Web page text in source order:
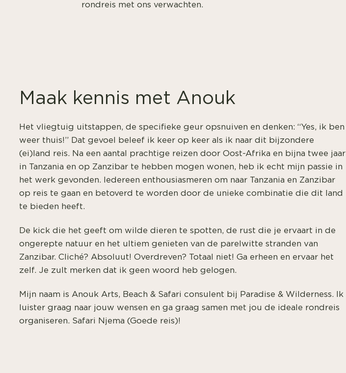
rondreis met ons verwachten.
Maak kennis met Anouk
Het vliegtuig uitstappen, de specifieke geur opsnuiven en denken: “Yes, ik ben
weer thuis!” Dat gevoel beleef ik keer op keer als ik naar dit bijzondere
(ei)land reis. Na een aantal prachtige reizen door Oost-Afrika en bijna twee jaar
in Tanzania en op Zanzibar te hebben mogen wonen, heb ik echt mijn passie in
het werk gevonden. Iedereen enthousiasmeren om naar Tanzania en Zanzibar
op reis te gaan en betoverd te worden door de unieke combinatie die dit land
te bieden heeft.
De kick die het geeft om wilde dieren te spotten, de rust die je ervaart in de
ongerepte natuur en het ultiem genieten van de parelwitte stranden van
Zanzibar. Cliché? Absoluut! Overdreven? Totaal niet! Ga erheen en ervaar het
zelf. Je zult merken dat ik geen woord heb gelogen.
Mijn naam is Anouk Arts, Beach & Safari consulent bij Paradise & Wilderness. Ik
luister graag naar jouw wensen en ga graag samen met jou de ideale rondreis
organiseren. Safari Njema (Goede reis)!